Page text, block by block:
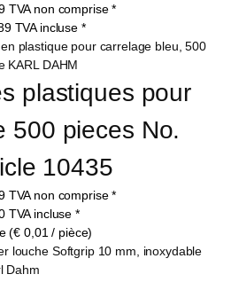
TVA non comprise *
TVA incluse *
plastiques pour
500 pieces No.
10435
TVA non comprise *
TVA incluse *
(€ 0,01 / pièce)